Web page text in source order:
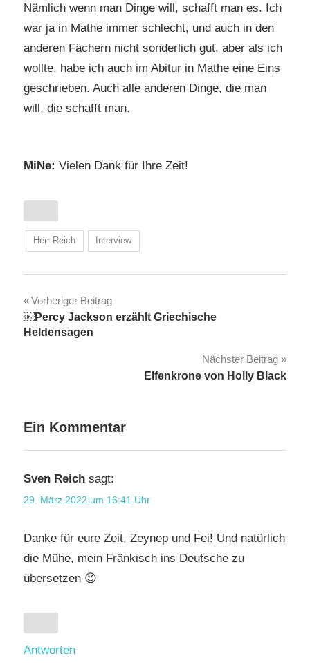
Nämlich wenn man Dinge will, schafft man es. Ich
war ja in Mathe immer schlecht, und auch in den
anderen Fächern nicht sonderlich gut, aber als ich
wollte, habe ich auch im Abitur in Mathe eine Eins
geschrieben. Auch alle anderen Dinge, die man
will, die schafft man.
MiNe: Vielen Dank für Ihre Zeit!
Herr Reich Interview
Beitragsnavigation
Vorheriger Beitrag
￼Percy Jackson erzählt Griechische
Heldensagen
Nächster Beitrag
Elfenkrone von Holly Black
Ein Kommentar
Sven Reich sagt:
29. März 2022 um 16:41 Uhr
Danke für eure Zeit, Zeynep und Fei! Und natürlich
die Mühe, mein Fränkisch ins Deutsche zu
übersetzen 😉
Antworten